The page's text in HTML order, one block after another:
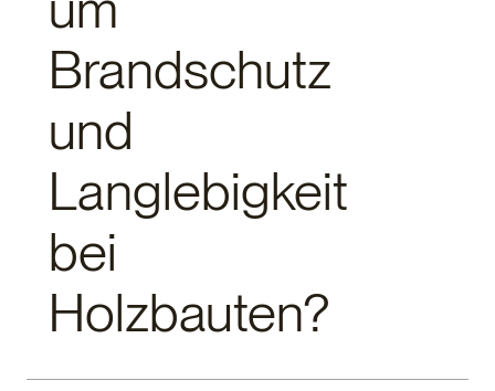
Bauzeit (weniger Finanzierungskosten, frühere
Einnahmen), die hohe Energieeffizienz (niedrigere
Betriebskosten) und die Festpreisgarantie machen
Brandschutz
und
Langlebigkeit
bei
Holzbauten?